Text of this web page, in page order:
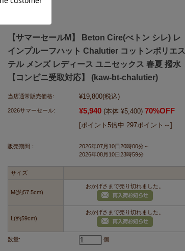
【サマーセールM】 Beton Cire(べトン シレ) レ
インプルーフハット Chalutier コットンポリエス
テル メンズ レディース ユニセックス 春夏 撥水
【コンビニ受取対応】 (kaw-bt-chalutier)
当店通常販売価格: ¥19,800(税込)
2026サマーセール: ¥5,940 (本体 ¥5,400) 70%OFF
[ポイント5倍中 297ポイント～]
販売期間：
2026年07月10日20時00分～
2026年08月10日23時59分
サイズ
M(約57.5cm)
おかげさまで売り切れました。
L(約59cm)
おかげさまで売り切れました。
数量: 個